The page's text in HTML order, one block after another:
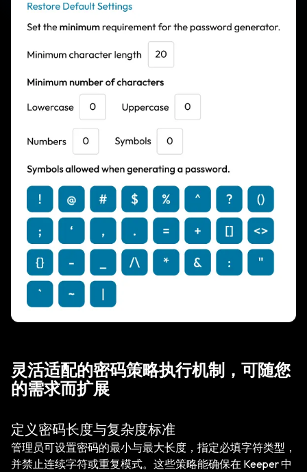
灵活适配的密码策略执行机制，可随您
的需求而扩展
定义密码长度与复杂度标准
管理员可设置密码的最小与最大长度，指定必填字符类型，
并禁止连续字符或重复模式。这些策略能确保在 Keeper 中